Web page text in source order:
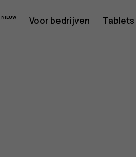
Voor bedrijven Tablets